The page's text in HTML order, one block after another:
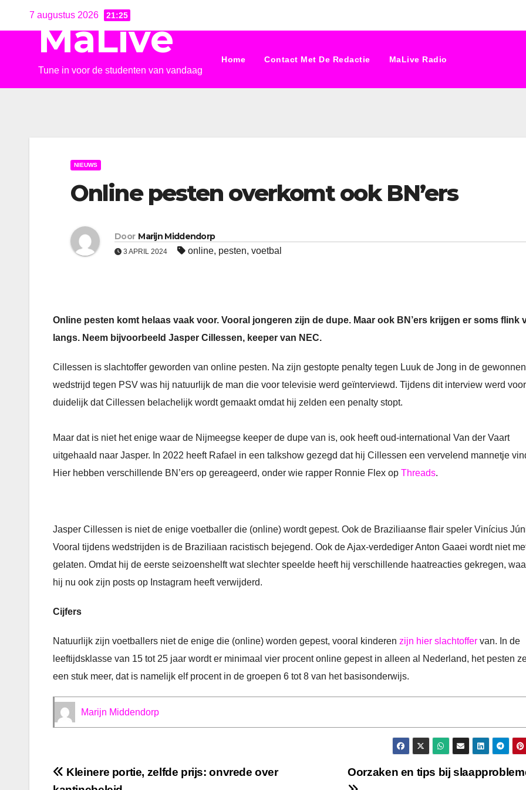
7 augustus 2026 21:25
MaLive
Tune in voor de studenten van vandaag
Home Contact Met De Redactie MaLive Radio
NIEUWS
Online pesten overkomt ook BN’ers
Door Marijn Middendorp
3 APRIL 2024 online, pesten, voetbal
Online pesten komt helaas vaak voor. Vooral jongeren zijn de dupe. Maar ook BN’ers krijgen er soms flink
langs. Neem bijvoorbeeld Jasper Cillessen, keeper van NEC.
Cillessen is slachtoffer geworden van online pesten. Na zijn gestopte penalty tegen Luuk de Jong in de gewonnen
wedstrijd tegen PSV was hij natuurlijk de man die voor televisie werd geïnterviewd. Tijdens dit interview werd
duidelijk dat Cillessen belachelijk wordt gemaakt omdat hij zelden een penalty stopt.
Maar dat is niet het enige waar de Nijmeegse keeper de dupe van is, ook heeft oud-international Van der Vaart
uitgehaald naar Jasper. In 2022 heeft Rafael in een talkshow gezegd dat hij Cillessen een vervelend mannetje
Hier hebben verschillende BN’ers op gereageerd, onder wie rapper Ronnie Flex op Threads.
Jasper Cillessen is niet de enige voetballer die (online) wordt gepest. Ook de Braziliaanse flair speler Vinícius
Vooral tijdens wedstrijden is de Braziliaan racistisch bejegend. Ook de Ajax-verdediger Anton Gaaei wordt niet
gelaten. Omdat hij de eerste seizoenshelft wat slechter speelde heeft hij verschillende haatreacties gekregen,
hij nu ook zijn posts op Instagram heeft verwijderd.
Cijfers
Natuurlijk zijn voetballers niet de enige die (online) worden gepest, vooral kinderen zijn hier slachtoffer van. In de
leeftijdsklasse van 15 tot 25 jaar wordt er minimaal vier procent online gepest in alleen al Nederland, het pesten
een stuk meer, dat is namelijk elf procent in de groepen 6 tot 8 van het basisonderwijs.
Marijn Middendorp
Bericht
Oorzaken en tips bij
Kleinere portie, zelfde prijs: onvrede over